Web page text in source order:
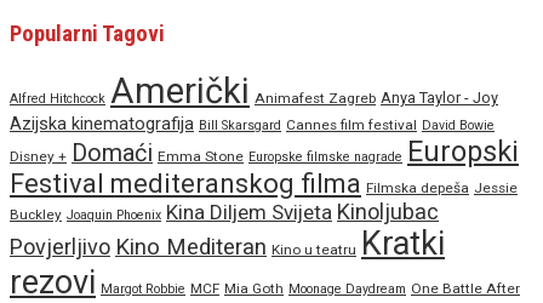
Popularni Tagovi
Alfred Hitchcock Američki Animafest Zagreb Anya Taylor - Joy
Azijska kinematografija Bill Skarsgard Cannes film festival David Bowie
Disney + Domaći Emma Stone Europske filmske nagrade Europski
Festival mediteranskog filma Filmska depeša Jessie
Buckley Joaquin Phoenix Kina Diljem Svijeta Kinoljubac
Povjerljivo Kino Mediteran Kino u teatru Kratki
rezovi Margot Robbie MCF Mia Goth Moonage Daydream One Battle After